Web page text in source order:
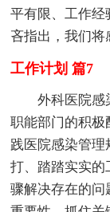
平有限、工作经
吝指出，我们将
工作计划 篇7
外科医院感染
职能部门的积
践医院感染管
打、踏踏实实
骤解决存在的问